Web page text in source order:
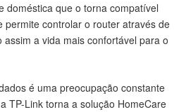
doméstica que o torna compatível
permite controlar o router através de
a vida mais confortável para o
é uma preocupação constante
TP-Link torna a solução HomeCare